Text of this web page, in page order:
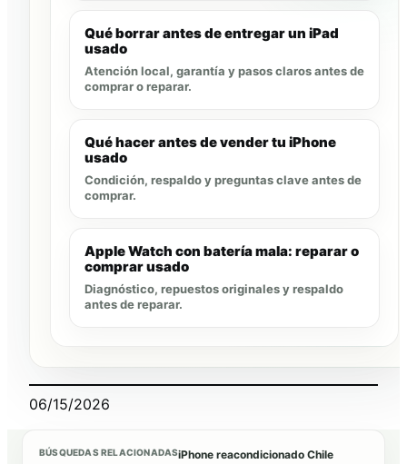
Qué borrar antes de entregar un iPad
usado
Atención local, garantía y pasos claros antes de
comprar o reparar.
Qué hacer antes de vender tu iPhone
usado
Condición, respaldo y preguntas clave antes de
comprar.
Apple Watch con batería mala: reparar o
comprar usado
Diagnóstico, repuestos originales y respaldo
antes de reparar.
06/15/2026
BÚSQUEDAS RELACIONADASiPhone reacondicionado Chile